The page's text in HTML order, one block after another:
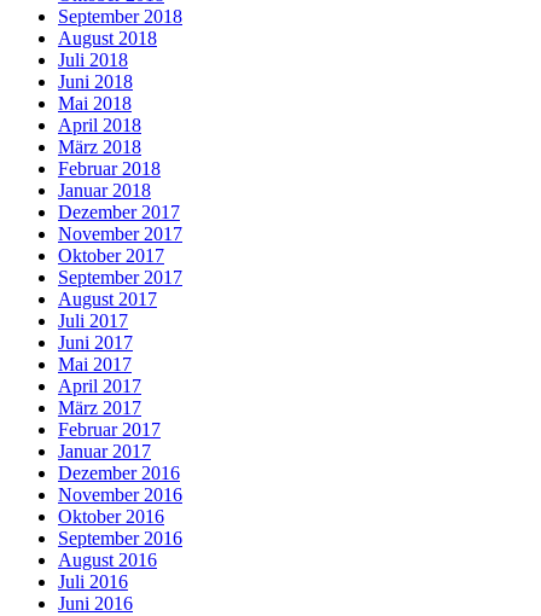
September 2018
August 2018
Juli 2018
Juni 2018
Mai 2018
April 2018
März 2018
Februar 2018
Januar 2018
Dezember 2017
November 2017
Oktober 2017
September 2017
August 2017
Juli 2017
Juni 2017
Mai 2017
April 2017
März 2017
Februar 2017
Januar 2017
Dezember 2016
November 2016
Oktober 2016
September 2016
August 2016
Juli 2016
Juni 2016